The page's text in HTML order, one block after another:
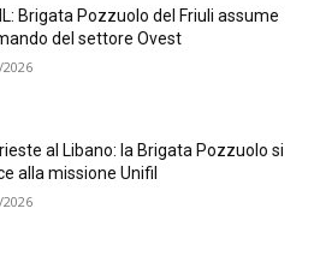
Brigata Pozzuolo del Friuli assume
del settore Ovest
al Libano: la Brigata Pozzuolo si
alla missione Unifil